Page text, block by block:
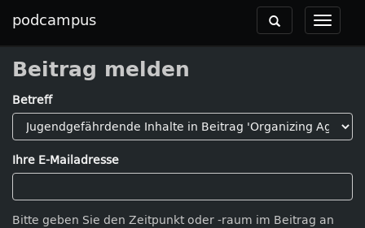
podcampus
Toggle
Toggle
navigation
Beitrag melden
Betreff
Ihre E-Mailadresse
Bitte geben Sie den Zeitpunkt oder -raum im Beitrag an